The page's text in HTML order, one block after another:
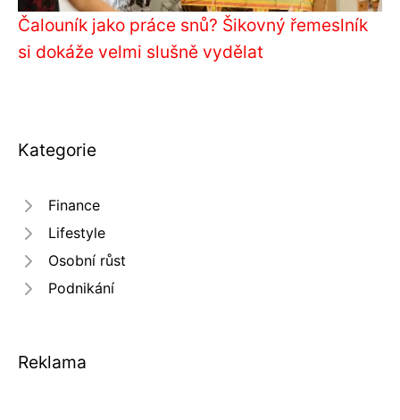
Čalouník jako práce snů? Šikovný řemeslník
si dokáže velmi slušně vydělat
Kategorie
Finance
Lifestyle
Osobní růst
Podnikání
Reklama